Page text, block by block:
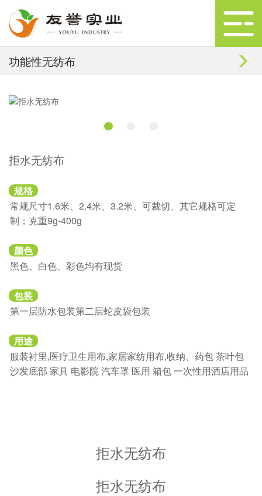
功能性无纺布
拒水无纺布
规格
常规尺寸1.6米、2.4米、3.2米、可裁切、其它规格可定
制；克重9g-400g
颜色
黑色、白色、彩色均有现货
包装
第一层防水包装第二层蛇皮袋包装
用途
服装衬里,医疗卫生用布,家居家纺用布,收纳、药包 茶叶包
沙发底部 家具 电影院 汽车罩 医用 箱包 一次性用酒店用品
拒水无纺布
拒水无纺布